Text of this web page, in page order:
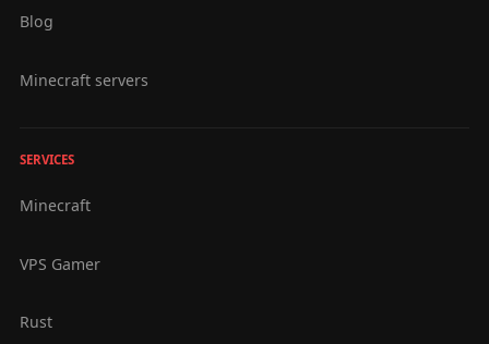
Blog
Minecraft servers
SERVICES
Minecraft
VPS Gamer
Rust